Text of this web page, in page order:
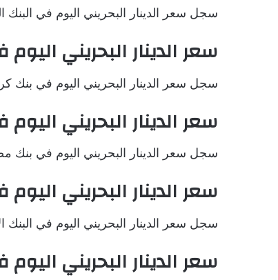
سجل سعر الدينار البحريني اليوم في البنك المركزي
سعر الدينار البحريني
سجل سعر الدينار البحريني اليوم في بنك كريدي
سعر الدينار البحريني
سجل سعر الدينار البحريني اليوم في بنك مصر حوالي
سعر الدينار البحريني
سجل سعر الدينار البحريني اليوم في البنك الأهلي حوالي
سعر الدينار البحريني